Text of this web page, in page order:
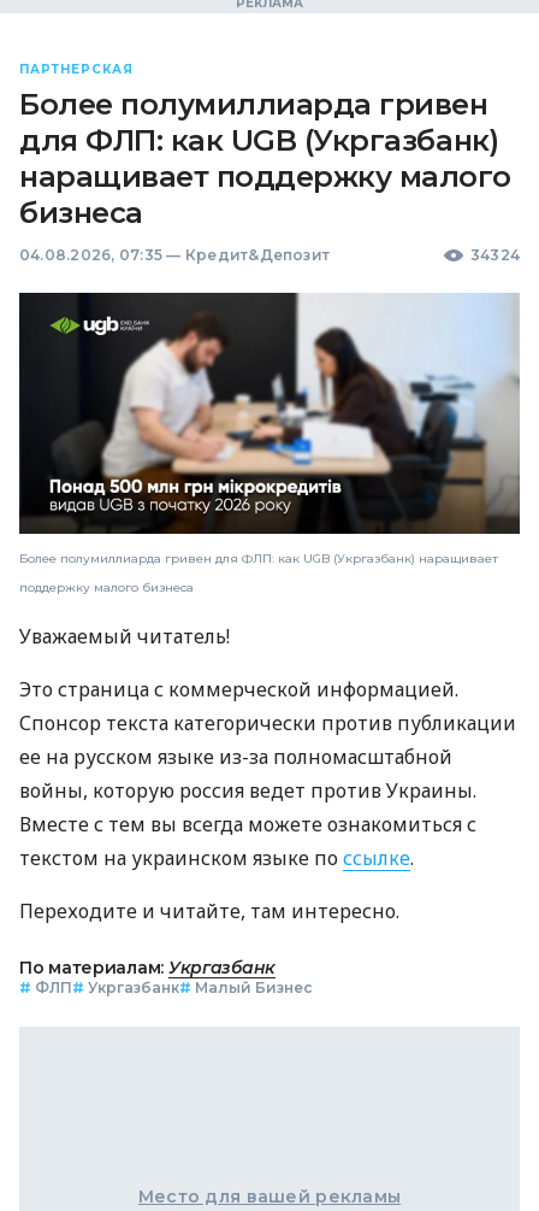
ПАРТНЕРСКАЯ
Более полумиллиарда гривен
для ФЛП: как UGB (Укргазбанк)
наращивает поддержку малого
бизнеса
04.08.2026, 07:35 — Кредит&Депозит 34324
Более полумиллиарда гривен для ФЛП: как UGB (Укргазбанк) наращивает
поддержку малого бизнеса
Уважаемый читатель!
Это страница с коммерческой информацией.
Спонсор текста категорически против публикации
ее на русском языке из-за полномасштабной
войны, которую россия ведет против Украины.
Вместе с тем вы всегда можете ознакомиться с
текстом на украинском языке поссылке.
Переходите и читайте, там интересно.
По материалам: Укргазбанк
# ФЛП# Укргазбанк# Малый Бизнес
Место для вашей рекламы